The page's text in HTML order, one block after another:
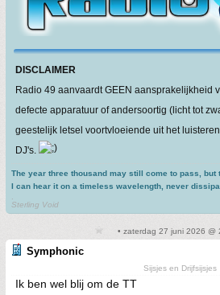
DISCLAIMER
Radio 49 aanvaardt GEEN aansprakelijkheid
defecte apparatuur of andersoortig (licht tot
geestelijk letsel voortvloeiende uit het
DJ's.
The year three thousand may still come to pass,
I can hear it on a timeless wavelength, never
Sterling Void
• zaterdag 27 juni 2026 @
Symphonic
Sijsjes en Drijfsijsjes
Ik ben wel blij om de TT